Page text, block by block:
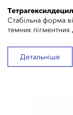
Стабільна форма
темних пігментних
Детальніше